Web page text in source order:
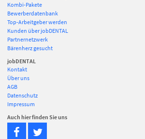
Kombi-Pakete
Bewerberdatenbank
Top-Arbeitgeber werden
Kunden über jobDENTAL
Partnernetzwerk
Bärenherz gesucht
jobDENTAL
Kontakt
Über uns
AGB
Datenschutz
Impressum
Auch hier finden Sie uns